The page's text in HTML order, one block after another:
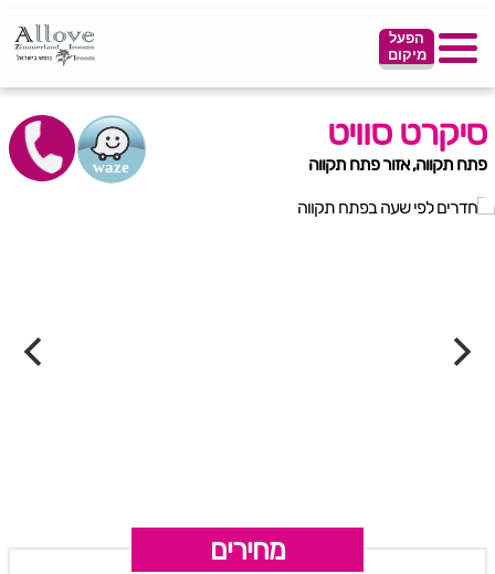
הפעל
מיקום
סיקרט סוויט
פתח תקווה, אזור פתח תקווה
מחירים